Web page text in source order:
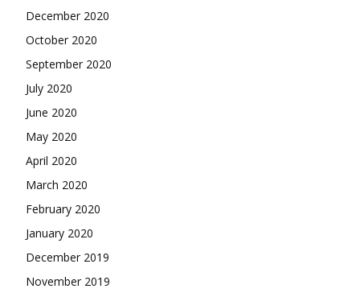
December 2020
October 2020
September 2020
July 2020
June 2020
May 2020
April 2020
March 2020
February 2020
January 2020
December 2019
November 2019